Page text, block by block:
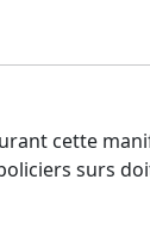
cette
surs